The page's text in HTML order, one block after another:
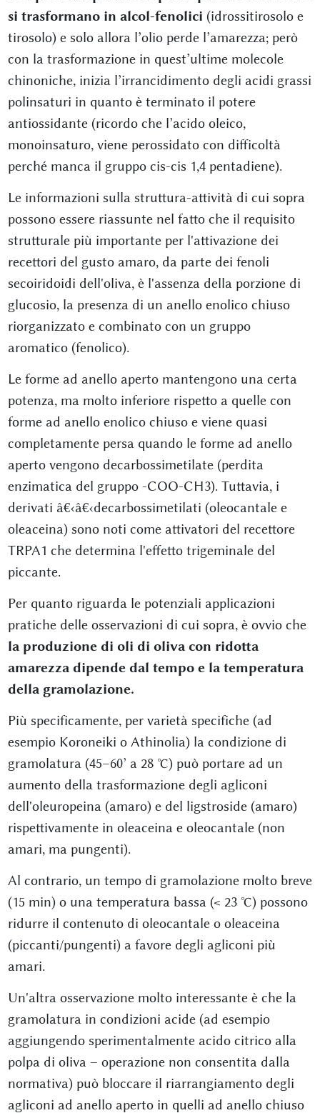
si trasformano in alcol-fenolici (idrossitirosolo e
tirosolo) e solo allora l’olio perde l’amarezza; però
con la trasformazione in quest’ultime molecole
chinoniche, inizia l’irrancidimento degli acidi grassi
polinsaturi in quanto è terminato il potere
antiossidante (ricordo che l’acido oleico,
monoinsaturo, viene perossidato con difficoltà
perché manca il gruppo cis-cis 1,4 pentadiene).
Le informazioni sulla struttura-attività di cui sopra
possono essere riassunte nel fatto che il requisito
strutturale più importante per l'attivazione dei
recettori del gusto amaro, da parte dei fenoli
secoiridoidi dell'oliva, è l'assenza della porzione di
glucosio, la presenza di un anello enolico chiuso
riorganizzato e combinato con un gruppo
aromatico (fenolico).
Le forme ad anello aperto mantengono una certa
potenza, ma molto inferiore rispetto a quelle con
forme ad anello enolico chiuso e viene quasi
completamente persa quando le forme ad anello
aperto vengono decarbossimetilate (perdita
enzimatica del gruppo -COO-CH3). Tuttavia, i
derivati â€‹â€‹decarbossimetilati (oleocantale e
oleaceina) sono noti come attivatori del recettore
TRPA1 che determina l'effetto trigeminale del
piccante.
Per quanto riguarda le potenziali applicazioni
pratiche delle osservazioni di cui sopra, è ovvio che
la produzione di oli di oliva con ridotta
amarezza dipende dal tempo e la temperatura
della gramolazione.
Più specificamente, per varietà specifiche (ad
esempio Koroneiki o Athinolia) la condizione di
gramolatura (45–60’ a 28 °C) può portare ad un
aumento della trasformazione degli agliconi
dell'oleuropeina (amaro) e del ligstroside (amaro)
rispettivamente in oleaceina e oleocantale (non
amari, ma pungenti).
Al contrario, un tempo di gramolazione molto breve
(15 min) o una temperatura bassa (< 23 °C) possono
ridurre il contenuto di oleocantale o oleaceina
(piccanti/pungenti) a favore degli agliconi più
amari.
Un'altra osservazione molto interessante è che la
gramolatura in condizioni acide (ad esempio
aggiungendo sperimentalmente acido citrico alla
polpa di oliva – operazione non consentita dalla
normativa) può bloccare il riarrangiamento degli
agliconi ad anello aperto in quelli ad anello chiuso